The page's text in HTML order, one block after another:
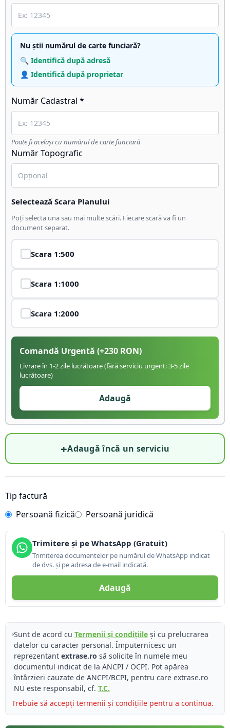
Nu știi numărul de carte funciară?
🔍 Identifică după adresă
👤 Identifică după proprietar
Număr Cadastral *
Poate fi același cu numărul de carte funciară
Număr Topografic
Selectează Scara Planului
Poți selecta una sau mai multe scări. Fiecare scară va fi un
document separat.
Scara 1:500
Scara 1:1000
Scara 1:2000
Comandă Urgentă (+230 RON)
Livrare în 1-2 zile lucrătoare (fără serviciu urgent: 3-5 zile
lucrătoare)
Adaugă
+Adaugă încă un serviciu
Tip factură
Persoană fizică
Persoană juridică
Trimitere și pe WhatsApp (Gratuit)
Trimiterea documentelor pe numărul de WhatsApp indicat
de dvs. și pe adresa de e-mail indicată.
Adaugă
Sunt de acord cu Termenii și condițiileși cu prelucrarea
datelor cu caracter personal. Împuternicesc un
reprezentant extrase.ro să solicite în numele meu
documentul indicat de la ANCPI / OCPI. Pot apărea
întârzieri cauzate de ANCPI/BCPI, pentru care extrase.ro
NU este responsabil, cf. T.C.
Trebuie să accepți termenii și condițiile pentru a continua.